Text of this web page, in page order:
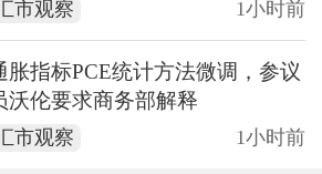
市观察 1小时前
胀指标PCE统计方法微调，参议
沃伦要求商务部解释
市观察 1小时前